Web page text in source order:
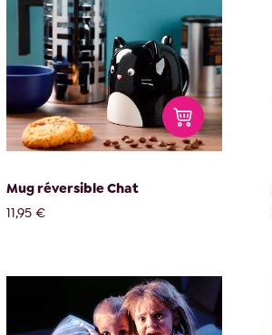
Mug réversible Chat
11,95 €